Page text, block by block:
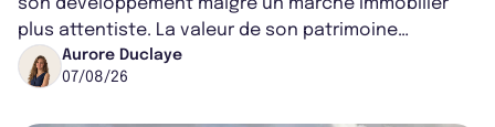
son développement malgré un marché immobilier
plus attentiste. La valeur de son patrimoine
progresse de 3,8% à périmètre constan...
Aurore Duclaye
07/08/26